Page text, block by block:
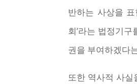
반하는 사상을
회’라는 법정기
권을 부여하겠다
또한 역사적 사실